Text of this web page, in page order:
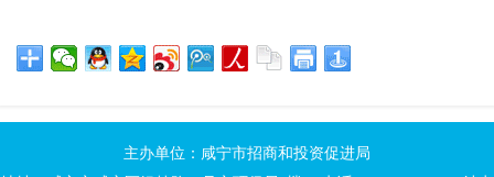
主办单位：咸宁市招商和投资促进局